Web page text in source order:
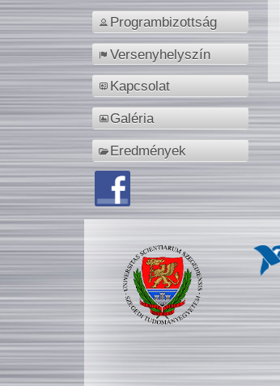
Programbizottság
Versenyhelyszín
Kapcsolat
Galéria
Eredmények